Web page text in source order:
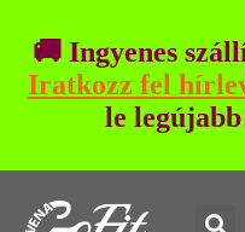
🚚 Ingyenes
Iratkozz fel
le